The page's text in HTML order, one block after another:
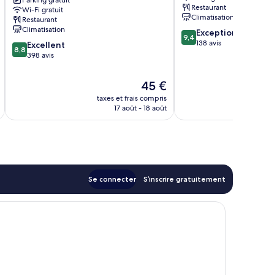
Centre-
ville
de
Xi'an
Wi-Fi gratuit
Restaurant
Climatisation
8.8
sur
8,8 Excellent
398 avis
Le
nouveau
prix
45 €
taxes et frais compris
17 août - 18 août
ville
de
Xi'an
Restaurant
Climatisation
9.4
sur
9,4 Exceptionnel
138 avis
Se connecter S’inscrire gratuitement